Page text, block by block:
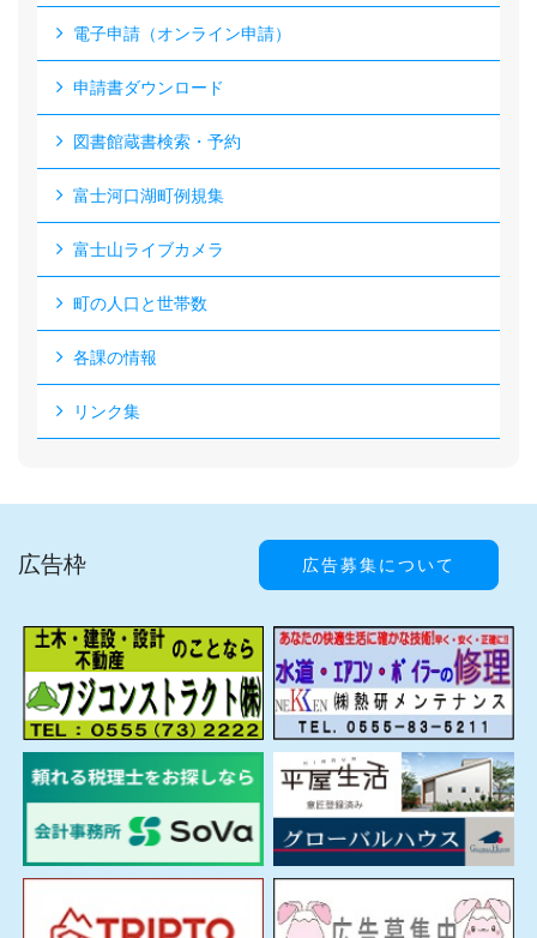
電子申請（オンライン申請）
申請書ダウンロード
図書館蔵書検索・予約
富士河口湖町例規集
富士山ライブカメラ
町の人口と世帯数
各課の情報
リンク集
広告枠 広告募集について